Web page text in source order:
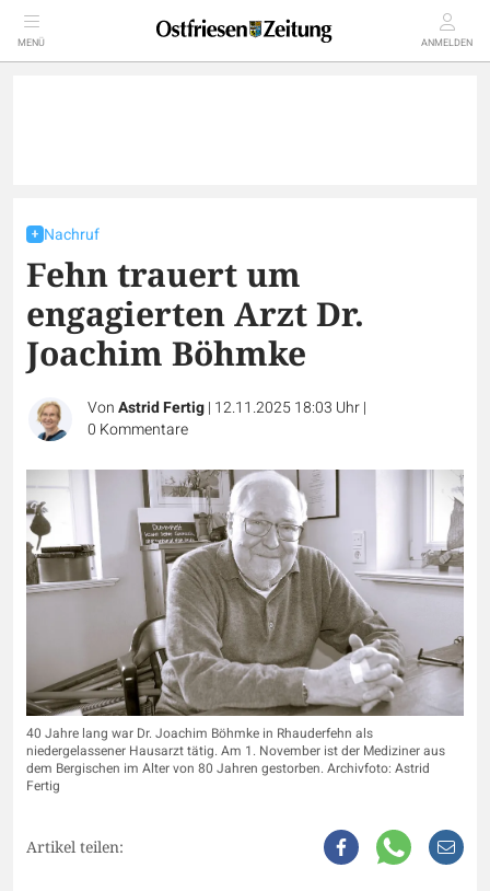
MENÜ ANMELDEN
Nachruf
Fehn trauert um
engagierten Arzt Dr.
Joachim Böhmke
VonAstrid Fertig| 12.11.2025 18:03 Uhr|
0 Kommentare
40 Jahre lang war Dr. Joachim Böhmke in Rhauderfehn als
niedergelassener Hausarzt tätig. Am 1. November ist der Mediziner aus
dem Bergischen im Alter von 80 Jahren gestorben. Archivfoto: Astrid
Fertig
Artikel teilen: